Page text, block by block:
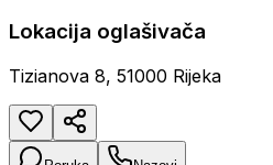
Lokacija oglašivača
Tizianova 8, 51000 Rijeka